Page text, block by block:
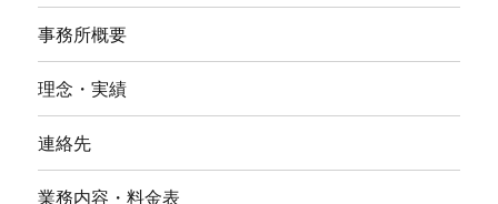
事務所概要
理念・実績
連絡先
業務内容・料金表